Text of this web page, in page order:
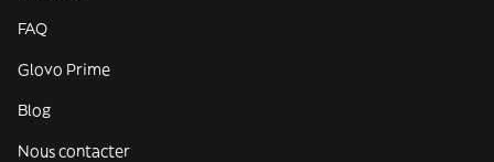
FAQ
Glovo Prime
Blog
Nous contacter